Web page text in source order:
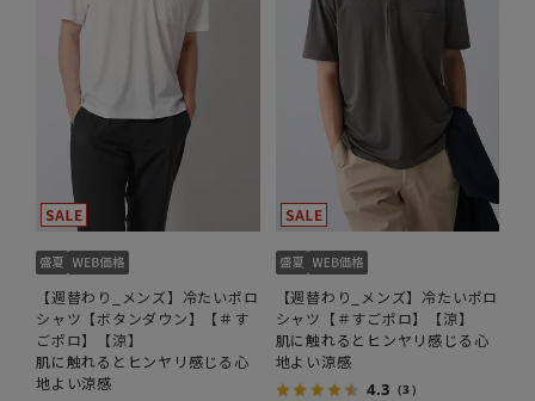
【週替わり_メンズ】冷たいポロ
シャツ【ボタンダウン】【＃す
ごポロ】【涼】
肌に触れるとヒンヤリ感じる心
地よい涼感
【週替わり_メンズ】冷たいポロ
シャツ【＃すごポロ】【涼】
肌に触れるとヒンヤリ感じる心
地よい涼感
4.3 （3）